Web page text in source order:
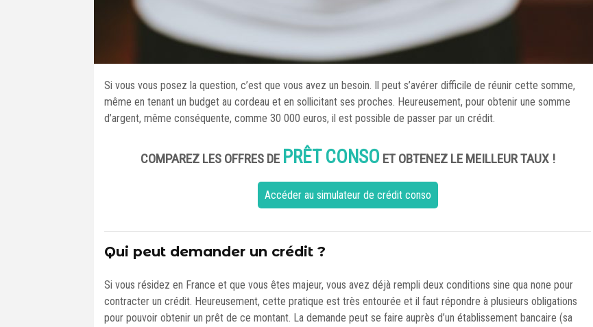
Si vous vous posez la question, c’est que vous avez un besoin. Il peut s’avérer difficile de réunir cette somme,
même en tenant un budget au cordeau et en sollicitant ses proches. Heureusement, pour obtenir une somme
d’argent, même conséquente, comme 30 000 euros, il est possible de passer par un crédit.
COMPAREZ LES OFFRES DE PRÊT CONSO ET OBTENEZ LE MEILLEUR TAUX !
Accéder au simulateur de crédit conso
Qui peut demander un crédit ?
Si vous résidez en France et que vous êtes majeur, vous avez déjà rempli deux conditions sine qua none pour
contracter un crédit. Heureusement, cette pratique est très entourée et il faut répondre à plusieurs obligations
pour pouvoir obtenir un prêt de ce montant. La demande peut se faire auprès d’un établissement bancaire (sa